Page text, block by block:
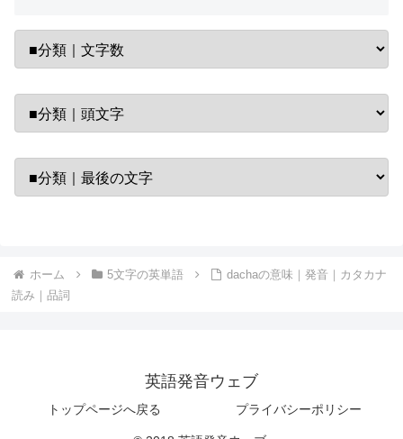
ホーム 5文字の英単語
dachaの意味｜発音｜カタカナ
読み｜品詞
英語発音ウェブ
トップページへ戻る プライバシーポリシー